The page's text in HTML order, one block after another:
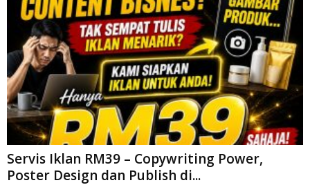
Servis Iklan RM39 – Copywriting Power,
Poster Design dan Publish di...